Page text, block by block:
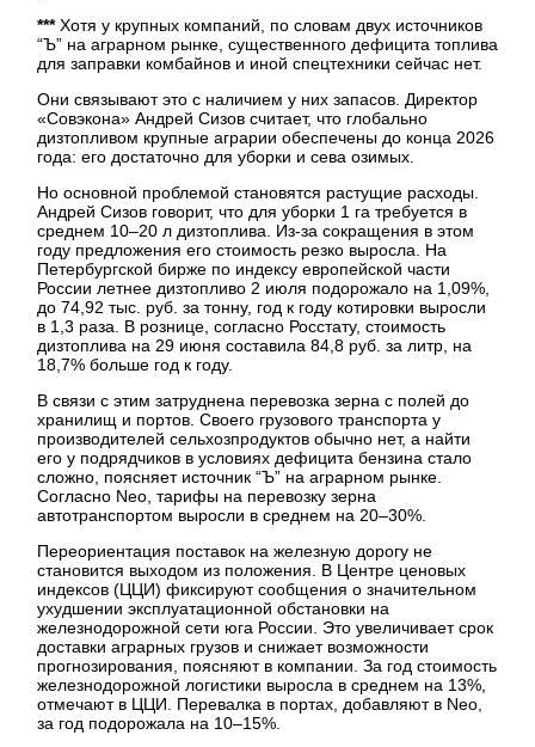
***Хотя у крупных компаний, по словам двух источников
“Ъ” на аграрном рынке, существенного дефицита топлива
для заправки комбайнов и иной спецтехники сейчас нет.
Они связывают это с наличием у них запасов. Директор
«Совэкона» Андрей Сизов считает, что глобально
дизтопливом крупные аграрии обеспечены до конца 2026
года: его достаточно для уборки и сева озимых.
Но основной проблемой становятся растущие расходы.
Андрей Сизов говорит, что для уборки 1 га требуется в
среднем 10–20 л дизтоплива. Из-за сокращения в этом
году предложения его стоимость резко выросла. На
Петербургской бирже по индексу европейской части
России летнее дизтопливо 2 июля подорожало на 1,09%,
до 74,92 тыс. руб. за тонну, год к году котировки выросли
в 1,3 раза. В рознице, согласно Росстату, стоимость
дизтоплива на 29 июня составила 84,8 руб. за литр, на
18,7% больше год к году.
В связи с этим затруднена перевозка зерна с полей до
хранилищ и портов. Своего грузового транспорта у
производителей сельхозпродуктов обычно нет, а найти
его у подрядчиков в условиях дефицита бензина стало
сложно, поясняет источник “Ъ” на аграрном рынке.
Согласно Neo, тарифы на перевозку зерна
автотранспортом выросли в среднем на 20–30%.
Переориентация поставок на железную дорогу не
становится выходом из положения. В Центре ценовых
индексов (ЦЦИ) фиксируют сообщения о значительном
ухудшении эксплуатационной обстановки на
железнодорожной сети юга России. Это увеличивает срок
доставки аграрных грузов и снижает возможности
прогнозирования, поясняют в компании. За год стоимость
железнодорожной логистики выросла в среднем на 13%,
отмечают в ЦЦИ. Перевалка в портах, добавляют в Neo,
за год подорожала на 10–15%.